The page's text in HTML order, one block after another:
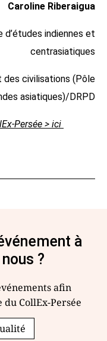
Caroline Riberaigua
d’études indiennes et
centrasiatiques
civilisations (Pôle
asiatiques)/DRPD
Persée > ici
à
?
afin
CollEx-Persée